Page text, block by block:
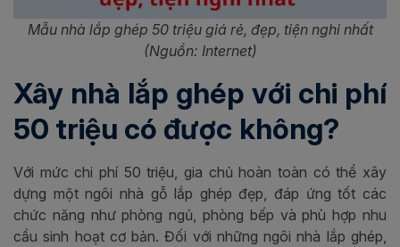
Mẫu nhà lắp ghép 50 triệu giá rẻ, đẹp, tiện nghi nhất
(Nguồn: Internet)
Xây nhà lắp ghép với chi phí
50 triệu có được không?
Với mức chi phí 50 triệu, gia chủ hoàn toàn có thể xây
dựng một ngôi nhà gỗ lắp ghép đẹp, đáp ứng tốt các
chức năng như phòng ngủ, phòng bếp và phù hợp nhu
cầu sinh hoạt cơ bản. Đối với những ngôi nhà lắp ghép,